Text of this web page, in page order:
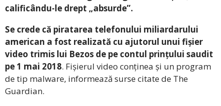
calificându-le drept „absurde”.
Se crede că piratarea telefonului miliardarului
american a fost realizată cu ajutorul unui fișier
video trimis lui Bezos de pe contul prințului saudit
pe 1 mai 2018. Fișierul video conținea și un program
de tip malware, informează surse citate de The
Guardian.